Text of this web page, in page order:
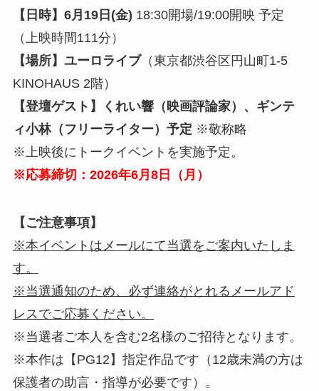
【日時】6月19日(金) 18:30開場/19:00開映 予定
（上映時間111分）
【場所】ユーロライブ（東京都渋谷区円山町1-5
KINOHAUS 2階）
【登壇ゲスト】くれい響（映画評論家）、ギンテ
ィ小林（フリーライター）予定 ※敬称略
※上映後にトークイベントを実施予定。
※応募締切：2026年6月8日（月）
【ご注意事項】
※本イベントはメールにて当選をご案内いたしま
す。
※当選通知のため、必ず連絡がとれるメールアド
レスでご応募ください。
※当選者ご本人を含む2名様のご招待となります。
※本作は【PG12】指定作品です（12歳未満の方は
保護者の助言・指導が必要です）。